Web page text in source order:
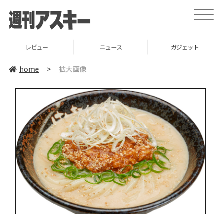
toggle
レビュー ニュース ガジェット
home > 拡大画像